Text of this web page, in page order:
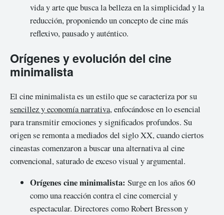
vida y arte que busca la belleza en la simplicidad y la
reducción, proponiendo un concepto de cine más
reflexivo, pausado y auténtico.
Orígenes y evolución del cine
minimalista
El cine minimalista es un estilo que se caracteriza por su
sencillez y economía narrativa, enfocándose en lo esencial
para transmitir emociones y significados profundos. Su
origen se remonta a mediados del siglo XX, cuando ciertos
cineastas comenzaron a buscar una alternativa al cine
convencional, saturado de exceso visual y argumental.
Orígenes cine minimalista: Surge en los años 60
como una reacción contra el cine comercial y
espectacular. Directores como Robert Bresson y